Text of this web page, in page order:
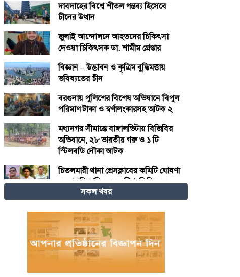
দাবদাহের বিশ্বে শীতল গন্তব্য হিসেবে
চীনের উত্থান
জুলাই আন্দোলনে আহতদের চিকিৎসা
দেওয়া চিকিৎসক ডা. শামীম গ্রেপ্তার
বিজ্ঞান – উদ্ভাবন ও কৃত্রিম বুদ্ধিমত্তায়
ভবিষ্যতের চীন
বরগুনায় পুলিশের বিশেষ অভিযানে বিপুল
পরিমাণ টাকা ও স্বর্ণালংকারসহ আটক ২
মধ্যনগর সীমান্তে বাঙ্গালভিটায় বিজিবির
অভিযানে, ২৮ ভারতীয় গরু ও ১ টি
স্টিলবডি নৌকা আটক
চিতলমারী থানা প্রেসক্লাবের কমিটি ঘোষণা
: সভাপতি শহিদুল হক টিপু, সিনি: সহ
সভাপতি মো: আজাদ খান, সাধারণ
চীনের হস্তশিল্প এখন ইউনেস্কোর বিশ্ব
ঐতিহ্য
মেজর হাফিজ অস্থায়ী রাষ্ট্রপতি নির্বাচিত
হওয়ায় তজুমদ্দিনে আনন্দ মিছিল
সকল খবর